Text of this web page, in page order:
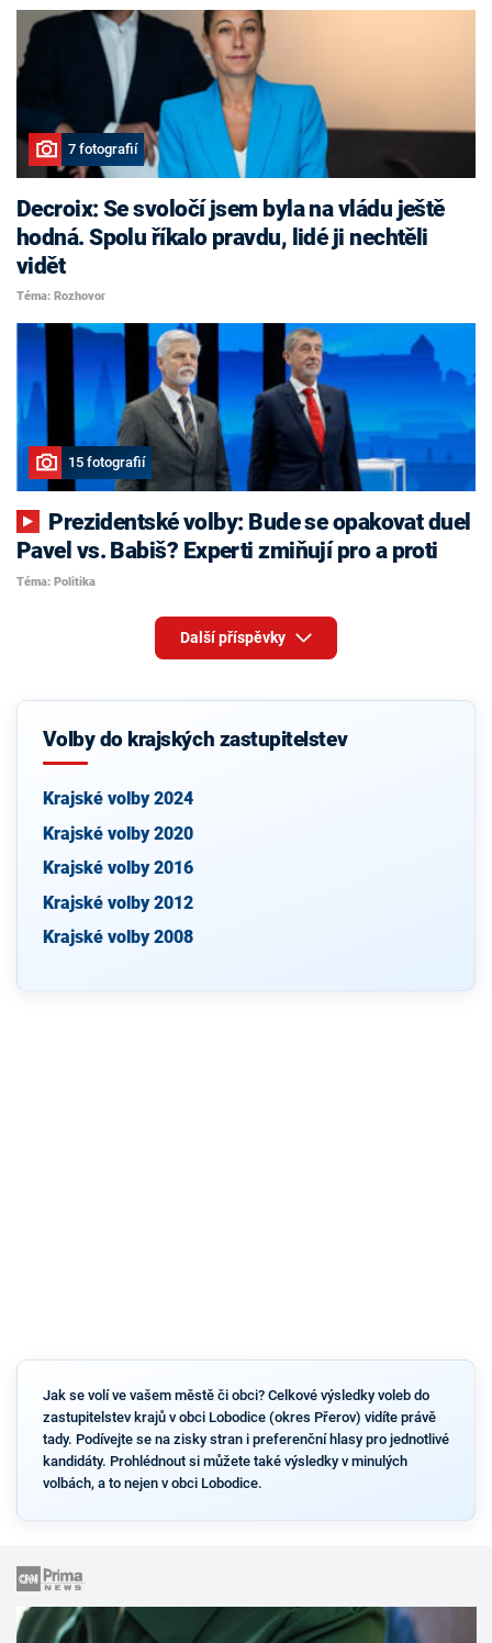
7 fotografií
Decroix: Se svoločí jsem byla na vládu ještě
hodná. Spolu říkalo pravdu, lidé ji nechtěli
vidět
Téma: Rozhovor
15 fotografií
Pavel vs. Babiš? Experti zmiňují pro a proti
Téma: Politika
Další příspěvky
Volby do krajských zastupitelstev
Krajské volby 2024
Krajské volby 2020
Krajské volby 2016
Krajské volby 2012
Krajské volby 2008
Jak se volí ve vašem městě či obci? Celkové výsledky voleb do
zastupitelstev krajů v obci Lobodice (okres Přerov) vidíte právě
tady. Podívejte se na zisky stran i preferenční hlasy pro jednotlivé
kandidáty. Prohlédnout si můžete také výsledky v minulých
volbách, a to nejen v obci Lobodice.